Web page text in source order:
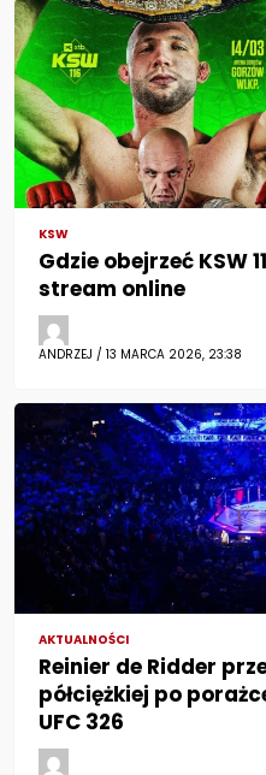
KSW
Gdzie obejrzeć KSW
stream online
ANDRZEJ / 13 MARCA 2026, 23:38
AKTUALNOŚCI
Reinier de Ridder
półciężkiej po
UFC 326